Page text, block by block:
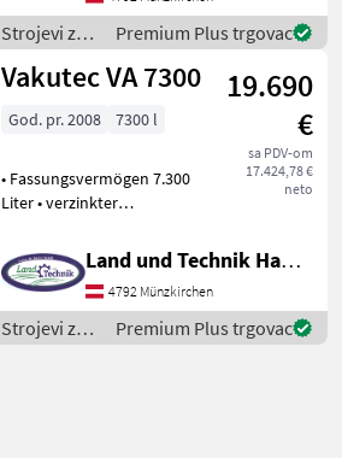
Doppelkugelventil •
Verzinkter St
Strojevi za
đubrenje,
gnojenje i
/ Vakutec
Premium Plus trgovac
Vakutec VA 7300
19.690
€
sa PDV-om
17.424,78 €
neto
God. pr. 2008 7300 l
• Fassungsvermögen 7.300
Liter • verzinkter
Schleppschuhvorbereitung
• Stahlsyphon mit 20 Liter •
Doppelkugelventil •
Manometer • VAi Hochl
Land und Technik HandelsgesmbH
4792 Münzkirchen
Strojevi za
đubrenje,
Premium Plus trgovac